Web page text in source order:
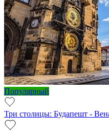
Популярный
Три столицы: Будапешт -